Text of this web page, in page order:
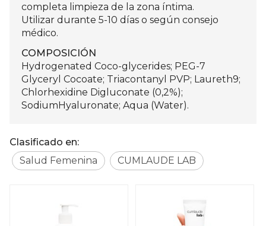
completa limpieza de la zona íntima.
Utilizar durante 5-10 días o según consejo
médico.
COMPOSICIÓN
Hydrogenated Coco-glycerides; PEG-7
Glyceryl Cocoate; Triacontanyl PVP; Laureth9;
Chlorhexidine Digluconate (0,2%);
SodiumHyaluronate; Aqua (Water).
Clasificado en:
Salud Femenina
CUMLAUDE LAB